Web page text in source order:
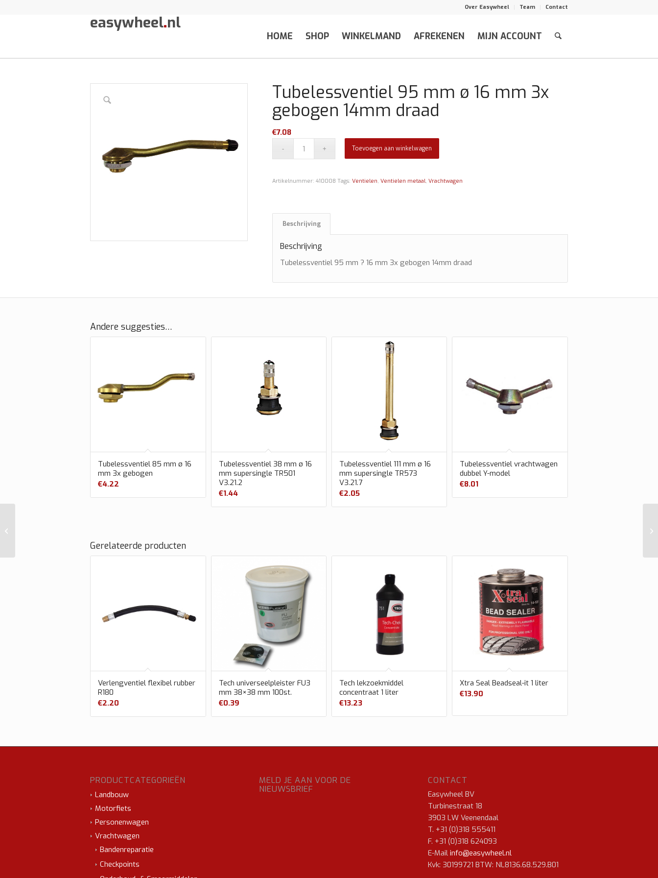
Over Easywheel Team Contact
easywheel.nl
HOME SHOP WINKELMAND AFREKENEN MIJN ACCOUNT
Tubelessventiel 95 mm ø 16 mm 3x
gebogen 14mm draad
€7.08
Toevoegen aan winkelwagen
Artikelnummer:410008 Tags:Ventielen,Ventielen metaal,Vrachtwagen
Beschrijving
Beschrijving
Tubelessventiel 95 mm ? 16 mm 3x gebogen 14mm draad
Andere suggesties…
Tubelessventiel 85 mm ø 16
mm 3x gebogen
€4.22
Tubelessventiel 38 mm ø 16
mm supersingle TR501
V3.21.2
€1.44
Tubelessventiel 111 mm ø 16
mm supersingle TR573
V3.21.7
€2.05
Tubelessventiel vrachtwagen
dubbel Y-model
€8.01
Gerelateerde producten
Verlengventiel flexibel rubber
R180
€2.20
Tech universeelpleister FU3
mm 38×38 mm 100st.
€0.39
Tech lekzoekmiddel
concentraat 1 liter
€13.23
Xtra Seal Beadseal-it 1 liter
€13.90
PRODUCTCATEGORIEËN
Landbouw
Motorfiets
Personenwagen
Vrachtwagen
Bandenreparatie
Checkpoints
MELD JE AAN VOOR DE
NIEUWSBRIEF
CONTACT
Easywheel BV
Turbinestraat 18
3903 LW Veenendaal
T. +31 (0)318 555411
F. +31 (0)318 624093
E-Mail info@easywheel.nl
Kvk: 30199721 BTW: NL8136.68.529.B01